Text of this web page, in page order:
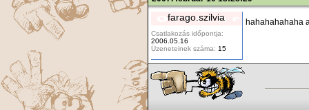
farago.szilvia
Csatlakozás időpontja:
2006.05.16
Üzeneteinek száma: 15
hahahahahaha